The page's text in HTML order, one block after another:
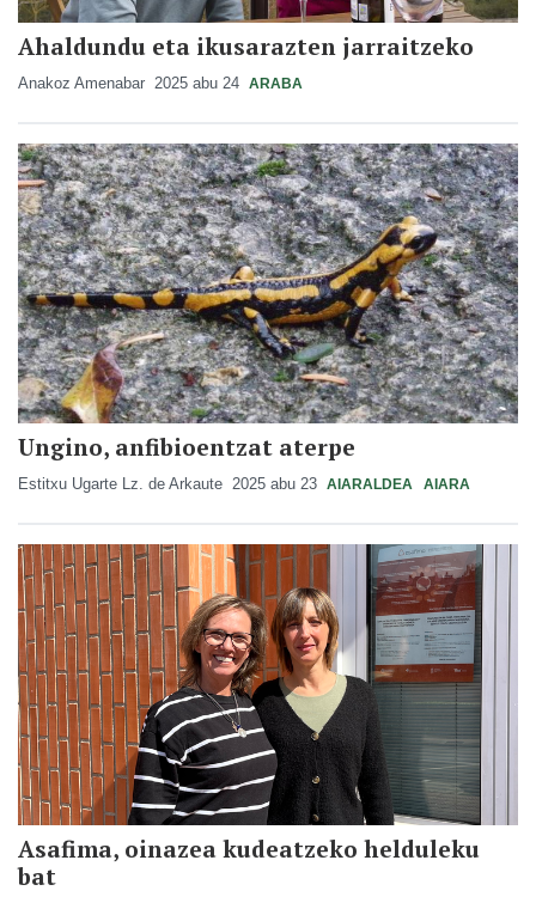
Ahaldundu eta ikusarazten jarraitzeko
Anakoz Amenabar 2025 abu 24 ARABA
Ungino, anfibioentzat aterpe
Estitxu Ugarte Lz. de Arkaute 2025 abu 23 AIARALDEA AIARA
Asafima, oinazea kudeatzeko helduleku
bat